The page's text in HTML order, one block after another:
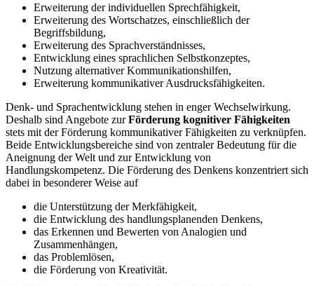
Erweiterung der individuellen Sprechfähigkeit,
Erweiterung des Wortschatzes, einschließlich der
Begriffsbildung,
Erweiterung des Sprachverständnisses,
Entwicklung eines sprachlichen Selbstkonzeptes,
Nutzung alternativer Kommunikationshilfen,
Erweiterung kommunikativer Ausdrucksfähigkeiten.
Denk- und Sprachentwicklung stehen in enger Wechselwirkung.
Deshalb sind Angebote zurFörderung kognitiver Fähigkeiten
stets mit der Förderung kommunikativer Fähigkeiten zu verknüpfen.
Beide Entwicklungsbereiche sind von zentraler Bedeutung für die
Aneignung der Welt und zur Entwicklung von
Handlungskompetenz. Die Förderung des Denkens konzentriert sich
dabei in besonderer Weise auf
die Unterstützung der Merkfähigkeit,
die Entwicklung des handlungsplanenden Denkens,
das Erkennen und Bewerten von Analogien und
Zusammenhängen,
das Problemlösen,
die Förderung von Kreativität.